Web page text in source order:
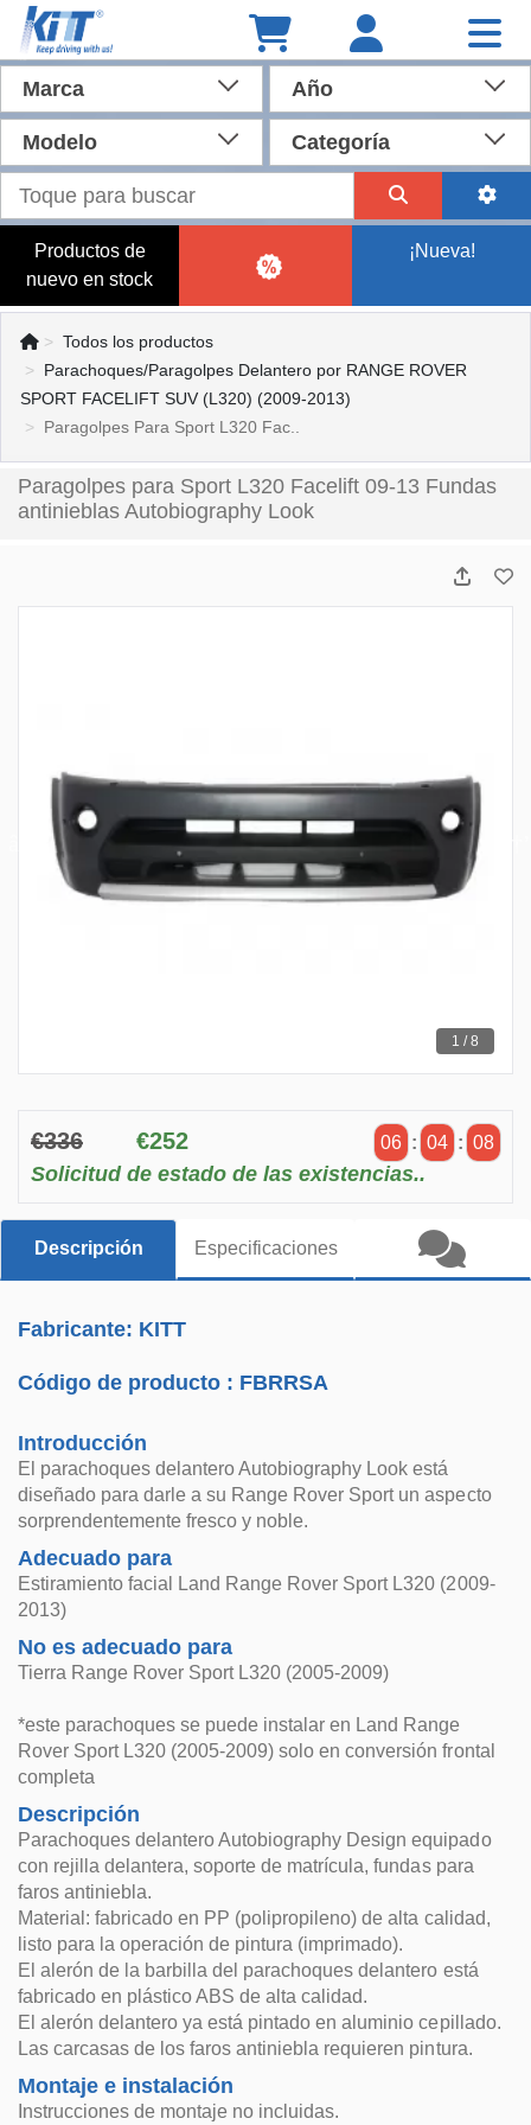
Marca Año
Modelo Categoría
Productos de
nuevo en stock
¡Nueva!
Todos los productos
Parachoques/Paragolpes Delantero por RANGE ROVER
SPORT FACELIFT SUV (L320) (2009-2013)
Paragolpes Para Sport L320 Fac..
Paragolpes para Sport L320 Facelift 09-13 Fundas
antinieblas Autobiography Look
1 / 8
€336 €252 06 : 04 : 08
Solicitud de estado de las existencias..
Descripción Especificaciones
Fabricante: KITT
Código de producto : FBRRSA
Introducción
El parachoques delantero Autobiography Look está
diseñado para darle a su Range Rover Sport un aspecto
sorprendentemente fresco y noble.
Adecuado para
Estiramiento facial Land Range Rover Sport L320 (2009-
2013)
No es adecuado para
Tierra Range Rover Sport L320 (2005-2009)
*este parachoques se puede instalar en Land Range
Rover Sport L320 (2005-2009) solo en conversión frontal
completa
Descripción
Parachoques delantero Autobiography Design equipado
con rejilla delantera, soporte de matrícula, fundas para
faros antiniebla.
Material: fabricado en PP (polipropileno) de alta calidad,
listo para la operación de pintura (imprimado).
El alerón de la barbilla del parachoques delantero está
fabricado en plástico ABS de alta calidad.
El alerón delantero ya está pintado en aluminio cepillado.
Las carcasas de los faros antiniebla requieren pintura.
Montaje e instalación
Instrucciones de montaje no incluidas.